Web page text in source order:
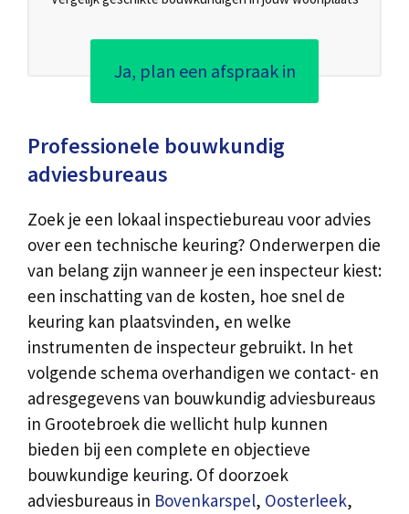
Ja, plan een afspraak in
Professionele bouwkundig
adviesbureaus
Zoek je een lokaal inspectiebureau voor advies
over een technische keuring? Onderwerpen die
van belang zijn wanneer je een inspecteur kiest:
een inschatting van de kosten, hoe snel de
keuring kan plaatsvinden, en welke
instrumenten de inspecteur gebruikt. In het
volgende schema overhandigen we contact- en
adresgegevens van bouwkundig adviesbureaus
in Grootebroek die wellicht hulp kunnen
bieden bij een complete en objectieve
bouwkundige keuring. Of doorzoek
adviesbureaus in Bovenkarspel, Oosterleek,